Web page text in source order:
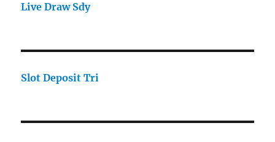
Live Draw Sdy
Slot Deposit Tri